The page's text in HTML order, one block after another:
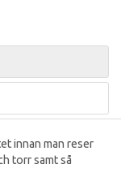
innan man reser
torr samt så